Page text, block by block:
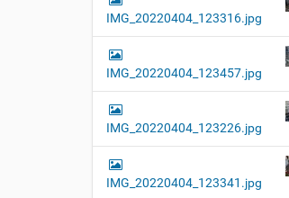
IMG_20220404_123316.jpg
IMG_20220404_123457.jpg
IMG_20220404_123226.jpg
IMG_20220404_123341.jpg